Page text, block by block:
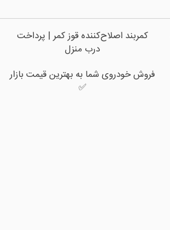
کمربند اصلاح‌کننده قوز کمر | پرداخت
درب منزل
فروش خودروی شما به بهترین قیمت بازار
✅